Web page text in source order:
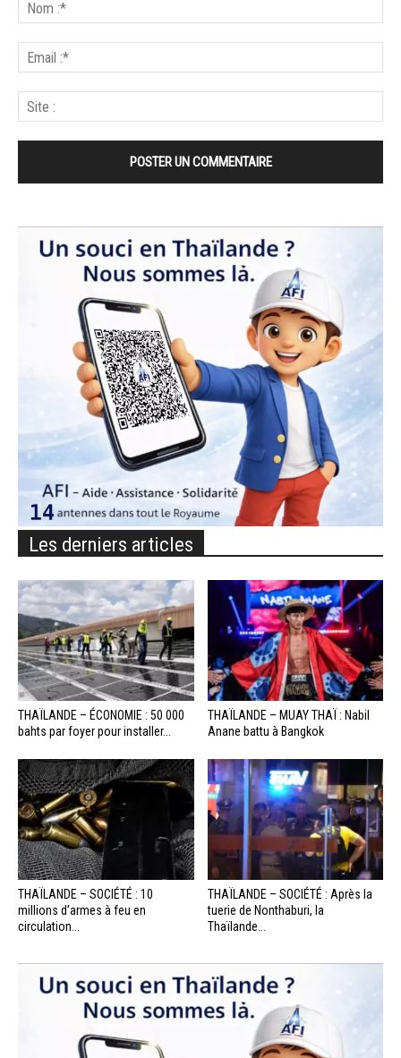
Les derniers articles
THAÏLANDE – ÉCONOMIE : 50 000
bahts par foyer pour installer...
THAÏLANDE – MUAY THAÏ : Nabil
Anane battu à Bangkok
THAÏLANDE – SOCIÉTÉ : 10
millions d’armes à feu en
circulation...
THAÏLANDE – SOCIÉTÉ : Après la
tuerie de Nonthaburi, la
Thaïlande...